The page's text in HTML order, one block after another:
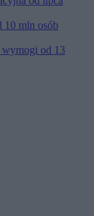
10 mln osób
wymogi od 13